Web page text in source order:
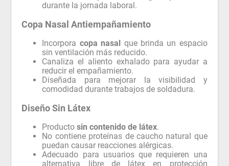
durante la jornada laboral.
Copa Nasal Antiempañamiento
Incorpora copa nasal que brinda un espacio
sin ventilación más reducido.
Canaliza el aliento exhalado para ayudar a
reducir el empañamiento.
Diseñada para mejorar la visibilidad y
comodidad durante trabajos de soldadura.
Diseño Sin Látex
Productosin contenido de látex.
No contiene proteínas de caucho natural que
puedan causar reacciones alérgicas.
Adecuado para usuarios que requieren una
alternativa libre de látex en protección